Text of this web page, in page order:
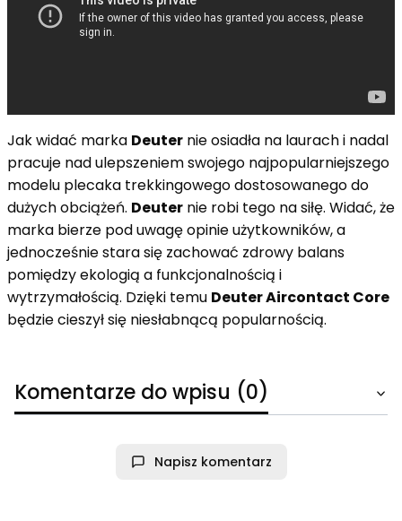
Jak widać marka Deuter nie osiadła na laurach i nadal
pracuje nad ulepszeniem swojego najpopularniejszego
modelu plecaka trekkingowego dostosowanego do
dużych obciążeń. Deuter nie robi tego na siłę. Widać, że
marka bierze pod uwagę opinie użytkowników, a
jednocześnie stara się zachować zdrowy balans
pomiędzy ekologią a funkcjonalnością i
wytrzymałością. Dzięki temu Deuter Aircontact Core
będzie cieszył się niesłabnącą popularnością.
Komentarze do wpisu (0)
Napisz komentarz